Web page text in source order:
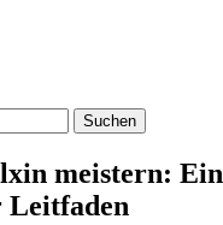
meistern: Ein
Leitfaden